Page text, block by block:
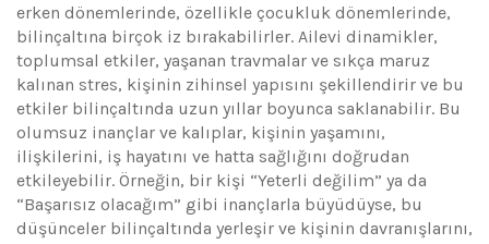
erken dönemlerinde, özellikle çocukluk dönemlerinde,
bilinçaltına birçok iz bırakabilirler. Ailevi dinamikler,
toplumsal etkiler, yaşanan travmalar ve sıkça maruz
kalınan stres, kişinin zihinsel yapısını şekillendirir ve bu
etkiler bilinçaltında uzun yıllar boyunca saklanabilir. Bu
olumsuz inançlar ve kalıplar, kişinin yaşamını,
ilişkilerini, iş hayatını ve hatta sağlığını doğrudan
etkileyebilir. Örneğin, bir kişi “Yeterli değilim” ya da
“Başarısız olacağım” gibi inançlarla büyüdüyse, bu
düşünceler bilinçaltında yerleşir ve kişinin davranışlarını,